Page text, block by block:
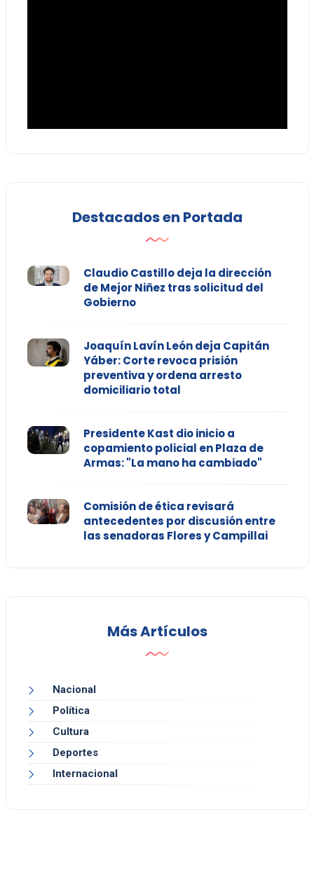
Destacados en Portada
Claudio Castillo deja la dirección
de Mejor Niñez tras solicitud del
Gobierno
Joaquín Lavín León deja Capitán
Yáber: Corte revoca prisión
preventiva y ordena arresto
domiciliario total
Presidente Kast dio inicio a
copamiento policial en Plaza de
Armas: "La mano ha cambiado"
Comisión de ética revisará
antecedentes por discusión entre
las senadoras Flores y Campillai
Más Artículos
Nacional
Política
Cultura
Deportes
Internacional